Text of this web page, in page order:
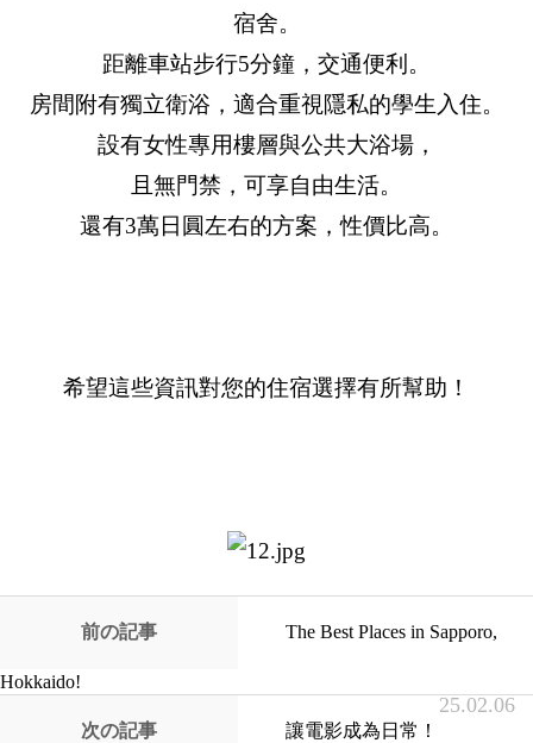
宿舍。
距離車站步行5分鐘，交通便利。
房間附有獨立衛浴，適合重視隱私的學生入住。
設有女性專用樓層與公共大浴場，
且無門禁，可享自由生活。
還有3萬日圓左右的方案，性價比高。
希望這些資訊對您的住宿選擇有所幫助！
前の記事 The Best Places in Sapporo,
Hokkaido!
25.02.06
次の記事 讓電影成為日常！